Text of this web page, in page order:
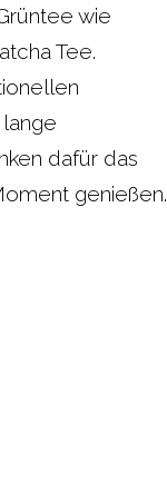
wie
Tee.
dafür das
genießen.